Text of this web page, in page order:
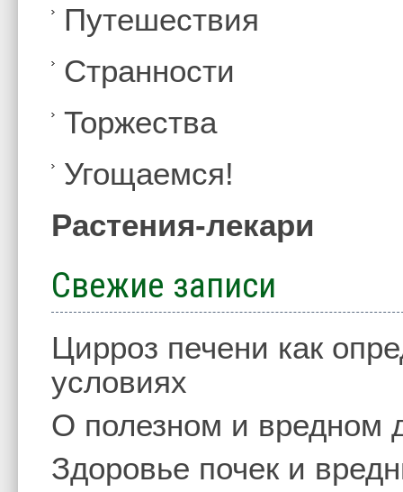
Путешествия
Странности
Торжества
Угощаемся!
Растения-лекари
Свежие записи
Цирроз печени как
условиях
О полезном и вредном
Здоровье почек и